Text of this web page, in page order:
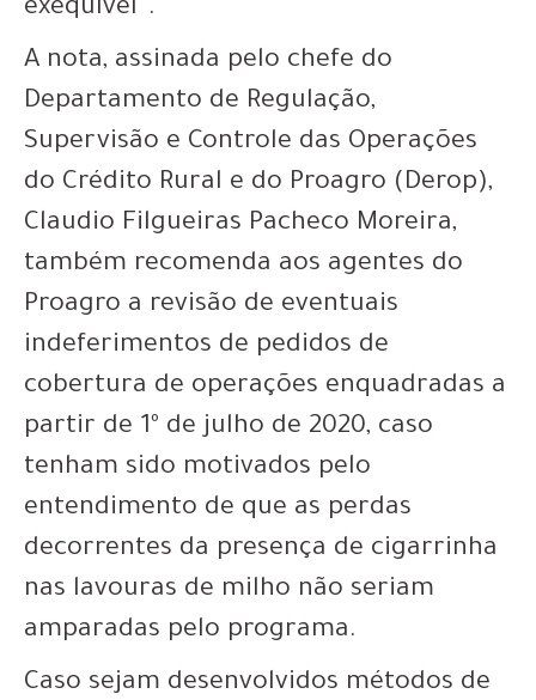
exequível”.
A nota, assinada pelo chefe do
Departamento de Regulação,
Supervisão e Controle das Operações
do Crédito Rural e do Proagro (Derop),
Claudio Filgueiras Pacheco Moreira,
também recomenda aos agentes do
Proagro a revisão de eventuais
indeferimentos de pedidos de
cobertura de operações enquadradas a
partir de 1º de julho de 2020, caso
tenham sido motivados pelo
entendimento de que as perdas
decorrentes da presença de cigarrinha
nas lavouras de milho não seriam
amparadas pelo programa.
Caso sejam desenvolvidos métodos de